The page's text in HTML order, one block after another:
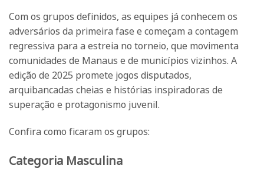
Com os grupos definidos, as equipes já conhecem os
adversários da primeira fase e começam a contagem
regressiva para a estreia no torneio, que movimenta
comunidades de Manaus e de municípios vizinhos. A
edição de 2025 promete jogos disputados,
arquibancadas cheias e histórias inspiradoras de
superação e protagonismo juvenil.
Confira como ficaram os grupos:
Categoria Masculina